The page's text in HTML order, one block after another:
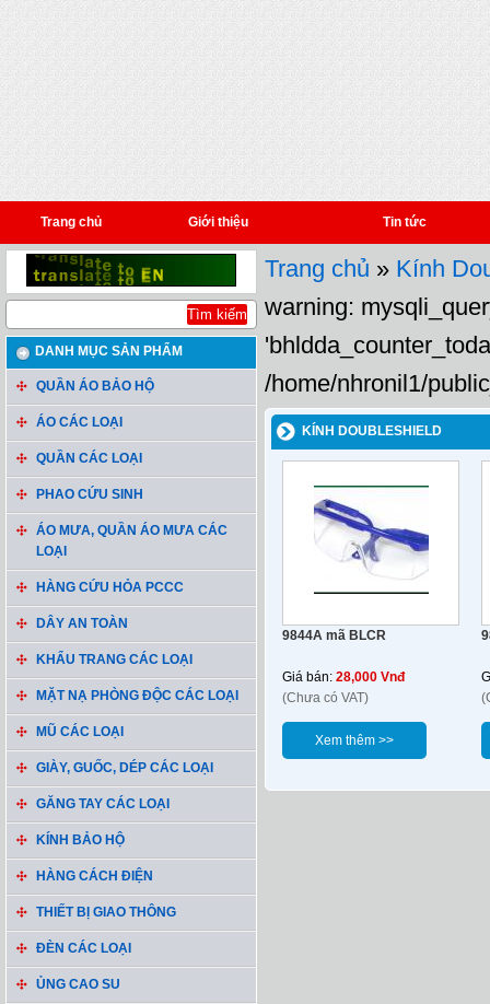
Trang chủ Giới thiệu Tin tức
DANH MỤC SẢN PHẨM
QUẦN ÁO BẢO HỘ
ÁO CÁC LOẠI
QUẦN CÁC LOẠI
PHAO CỨU SINH
ÁO MƯA, QUẦN ÁO MƯA CÁC
LOẠI
HÀNG CỨU HỎA PCCC
DÂY AN TOÀN
KHẨU TRANG CÁC LOẠI
MẶT NẠ PHÒNG ĐỘC CÁC LOẠI
MŨ CÁC LOẠI
GIÀY, GUỐC, DÉP CÁC LOẠI
GĂNG TAY CÁC LOẠI
KÍNH BẢO HỘ
HÀNG CÁCH ĐIỆN
THIẾT BỊ GIAO THÔNG
ĐÈN CÁC LOẠI
ỦNG CAO SU
Trang chủ » Kính
warning:
/home/nhronil1/
KÍNH DOUBLESHIELD
9844A mã BLCR
Giá bán: 28,000 Vnđ
(Chưa có VAT)
Xem thêm >>